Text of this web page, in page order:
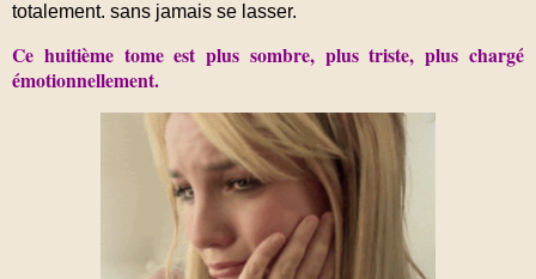
totalement. sans jamais se lasser.
Ce huitième tome est plus sombre, plus triste, plus chargé
émotionnellement.